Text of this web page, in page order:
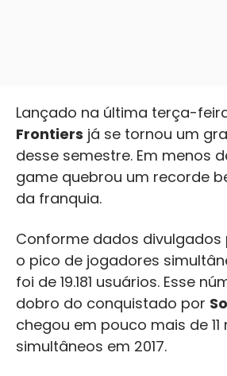
Lançado na última terça-
Frontiers já se tornou um
desse semestre. Em menos
game quebrou um recorde
da franquia.
Conforme dados divulgados
o pico de jogadores
foi de 19.181 usuários. Esse
dobro do conquistado por
chegou em pouco mais de
simultâneos em 2017.